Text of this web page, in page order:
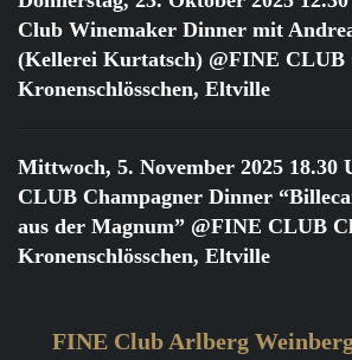
Club Winemaker Dinner mit
(Kellerei Kurtatsch) @FINE CLUB
Kronenschlösschen, Eltville
Mittwoch, 5. November 2025 18.30
CLUB Champagner Dinner
aus der Magnum” @FINE CLUB
Kronenschlösschen, Eltville
FINE Club Arlberg